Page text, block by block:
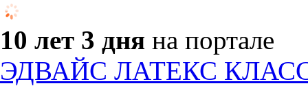
10 лет 3 дня на портале
ЭДВАЙС ЛАТЕКС